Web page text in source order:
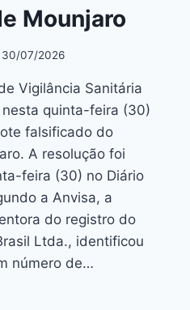
Mounjaro
30/07/2026
Vigilância Sanitária
quinta-feira (30)
falsificado do
A resolução foi
feira (30) no Diário
a Anvisa, a
do registro do
Ltda., identificou
número de…